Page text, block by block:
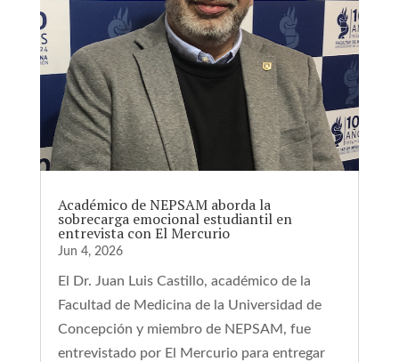
Académico de NEPSAM aborda la
sobrecarga emocional estudiantil en
entrevista con El Mercurio
Jun 4, 2026
El Dr. Juan Luis Castillo, académico de la
Facultad de Medicina de la Universidad de
Concepción y miembro de NEPSAM, fue
entrevistado por El Mercurio para entregar